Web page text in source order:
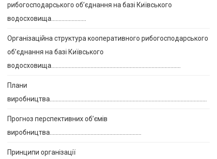
рибогосподарського об’єднання на базі Київського
водосховища……………………
Організаційна структура кооперативного рибогосподарського
обʼєднання на базі Київського
водосховища……………………………………………………………………………..
Плани
виробництва………………………………………………………………………………………………
Прогноз перспективних об’ємів
виробництва………………………………………………………
Принципи організації